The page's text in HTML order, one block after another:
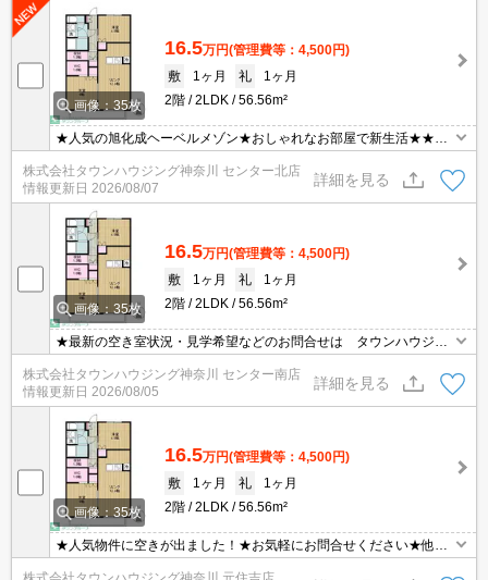
画像：35枚
16.5万円(管理費等：4,500円)
敷
1ヶ月 礼
1ヶ月
2階
2LDK 56.56m²
★人気の旭化成ヘーベルメゾン★おしゃれなお部屋で新生活★★設
ングまで★
株式会社タウンハウジング神奈川 センター北店
情報更新日 2026/08/07
詳細を見る
画像：35枚
16.5万円(管理費等：4,500円)
敷
1ヶ月 礼
1ヶ月
2階
2LDK 56.56m²
★最新の空き室状況・見学希望などのお問合せは タウンハウジン
株式会社タウンハウジング神奈川 センター南店
情報更新日 2026/08/05
詳細を見る
画像：35枚
16.5万円(管理費等：4,500円)
敷
1ヶ月 礼
1ヶ月
2階
2LDK 56.56m²
★人気物件に空きが出ました！★お気軽にお問合せください★他社